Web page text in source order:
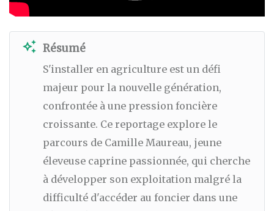
auto_awesome Résumé
S'installer en agriculture est un défi
majeur pour la nouvelle génération,
confrontée à une pression foncière
croissante. Ce reportage explore le
parcours de Camille Maureau, jeune
éleveuse caprine passionnée, qui cherche
à développer son exploitation malgré la
difficulté d'accéder au foncier dans une